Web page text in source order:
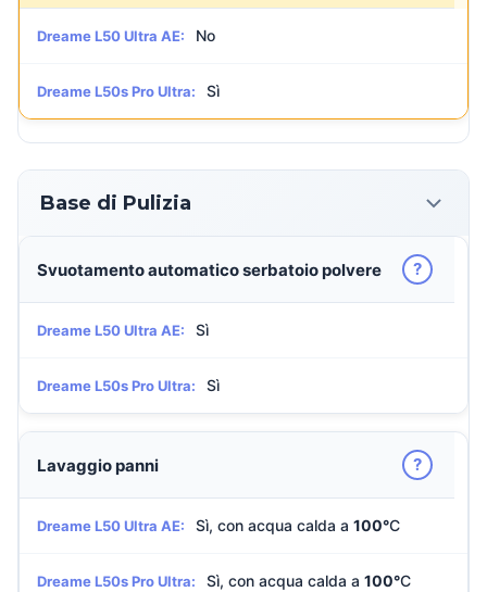
Dreame L50 Ultra AE: No
Dreame L50s Pro Ultra: Sì
Base di Pulizia
Svuotamento automatico serbatoio polvere ?
Dreame L50 Ultra AE: Sì
Dreame L50s Pro Ultra: Sì
Lavaggio panni ?
Dreame L50 Ultra AE: Sì, con acqua calda a 100°C
Dreame L50s Pro Ultra: Sì, con acqua calda a 100°C